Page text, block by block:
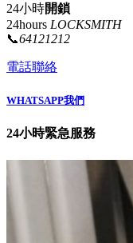
24小時開鎖
24hours LOCKSMITH
📞64121212
電話聯絡
WHATSAPP我們
24小時緊急服務